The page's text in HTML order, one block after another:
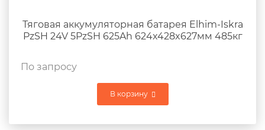
Тяговая аккумуляторная батарея Elhim-Iskra
PzSH 24V 5PzSH 625Ah 624x428x627мм 485кг
По запросу
В корзину